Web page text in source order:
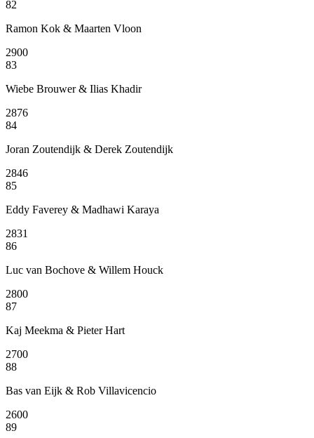
82
Ramon Kok & Maarten Vloon
2900
83
Wiebe Brouwer & Ilias Khadir
2876
84
Joran Zoutendijk & Derek Zoutendijk
2846
85
Eddy Faverey & Madhawi Karaya
2831
86
Luc van Bochove & Willem Houck
2800
87
Kaj Meekma & Pieter Hart
2700
88
Bas van Eijk & Rob Villavicencio
2600
89